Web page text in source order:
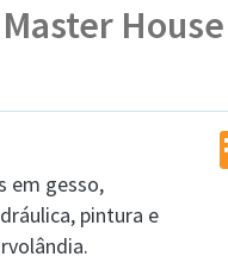
em gesso,
pintura e